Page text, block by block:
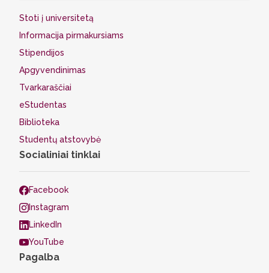
Stoti į universitetą
Informacija pirmakursiams
Stipendijos
Apgyvendinimas
Tvarkaraščiai
eStudentas
Biblioteka
Studentų atstovybė
Socialiniai tinklai
Facebook
Instagram
LinkedIn
YouTube
Pagalba